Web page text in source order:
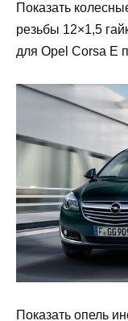
Показать
резьбы 12×1,5
для Opel Corsa E
Показать опель